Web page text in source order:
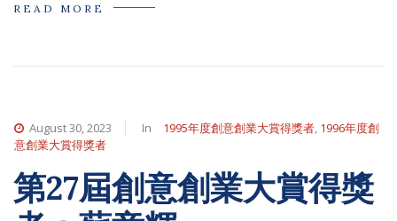
READ MORE
August 30, 2023 In 1995年度創意創業大賞得獎者, 1996年度創
意創業大賞得獎者
第27屆創意創業大賞得獎